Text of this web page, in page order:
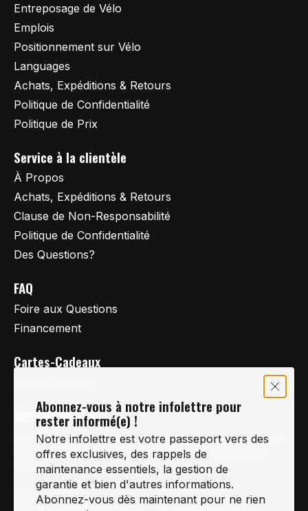
Entreposage de Vélo
Emplois
Positionnement sur Vélo
Languages
Achats, Expéditions & Retours
Politique de Confidentialité
Politique de Prix
Service à la clientèle
À Propos
Achats, Expéditions & Retours
Clause de Non-Responsabilité
Politique de Confidentialité
Des Questions?
FAQ
Foire aux Questions
Financement
Cartes-Cadeaux
Vertige Vélo Ski
La référence en vélo de route, vélo de montagne et
vélo hybride sur la Rive-Sud de Montréal, depuis
1997.
Notre courriel
Info@vertigeveloski.com
Nous Joindre
1 (450) 464-8808
Abonnez-vous à notre infolettre pour
rester informé(e) !
Notre infolettre est votre passeport vers des
offres exclusives, des rappels de
maintenance essentiels, la gestion de
garantie et bien d'autres informations.
Abonnez-vous dès maintenant pour ne rien